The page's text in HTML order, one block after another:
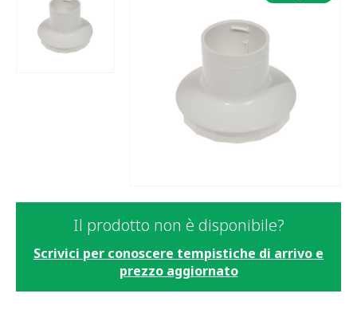
Il prodotto non è disponibile?
Scrivici per conoscere tempistiche di arrivo e
prezzo aggiornato